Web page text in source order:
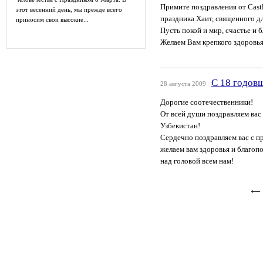
этот весенний день, мы прежде всего
приносим свои высокие...
Примите поздравления от
праздника Хаит, священного
Пусть покой и мир, счастье и
Желаем Вам крепкого
28 августа 2009 C 18
Дорогие соотечественники!
От всей души поздравляем
Узбекистан!
Сердечно поздравляем вас с
желаем вам здоровья и
над головой всем нам!